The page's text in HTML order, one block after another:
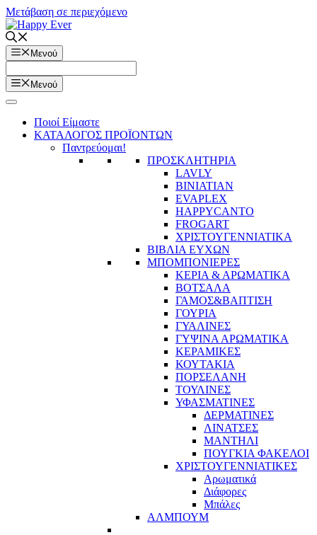
Μετάβαση σε περιεχόμενο
Μενού
Μενού
Ποιοί Είμαστε
ΚΑΤΑΛΟΓΟΣ ΠΡΟΪΟΝΤΩΝ
Παντρεύομαι!
ΠΡΟΣΚΛΗΤΗΡΙΑ
LAVLY
BINIATIAN
EVAPLEX
HAPPYCANTO
FROGART
ΧΡΙΣΤΟΥΓΕΝΝΙΑΤΙΚΑ
ΒΙΒΛΙΑ ΕΥΧΩΝ
ΜΠΟΜΠΟΝΙΕΡΕΣ
ΚΕΡΙΑ & ΑΡΩΜΑΤΙΚΑ
ΒΟΤΣΑΛΑ
ΓΑΜΟΣ&ΒΑΠΤΙΣΗ
ΓΟΥΡΙΑ
ΓΥΑΛΙΝΕΣ
ΓΥΨΙΝΑ ΑΡΩΜΑΤΙΚΑ
ΚΕΡΑΜΙΚΕΣ
ΚΟΥΤΑΚΙΑ
ΠΟΡΣΕΛΑΝΗ
ΤΟΥΛΙΝΕΣ
ΥΦΑΣΜΑΤΙΝΕΣ
ΔΕΡΜΑΤΙΝΕΣ
ΛΙΝΑΤΣΕΣ
ΜΑΝΤΗΛΙ
ΠΟΥΓΚΙΑ ΦΑΚΕΛΟΙ
ΧΡΙΣΤΟΥΓΕΝΝΙΑΤΙΚΕΣ
Αρωματικά
Διάφορες
Μπάλες
ΑΛΜΠΟΥΜ